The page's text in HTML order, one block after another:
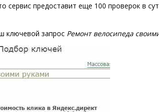
сервис предоставит еще 100 проверок в
ключевой запрос Ремонт велосипеда